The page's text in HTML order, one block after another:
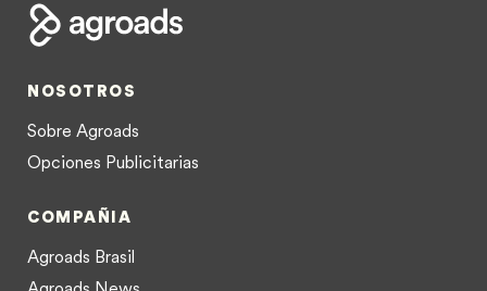
NOSOTROS
Sobre Agroads
Opciones Publicitarias
COMPAÑIA
Agroads Brasil